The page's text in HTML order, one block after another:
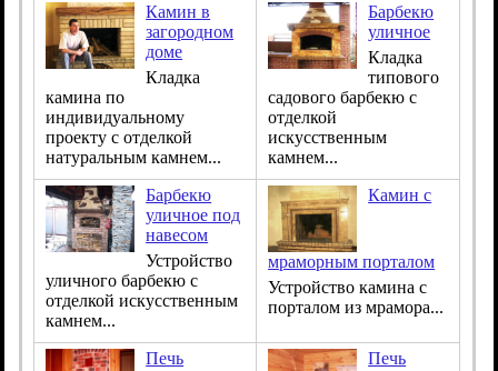
Камин в
загородном
доме
Кладка
камина по
индивидуальному
проекту с отделкой
натуральным камнем...
Барбекю
уличное
Кладка
типового
садового барбекю с
отделкой
искусственным
камнем...
Барбекю
уличное под
навесом
Устройство
уличного барбекю с
отделкой искусственным
камнем...
Камин с
мраморным порталом
Устройство камина с
порталом из мрамора...
Печь
Печь